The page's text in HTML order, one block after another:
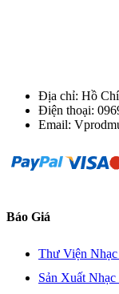
Địa chỉ: Hồ
Điện thoại:
Email:
Báo Giá
Thư Viện
Sản Xuất